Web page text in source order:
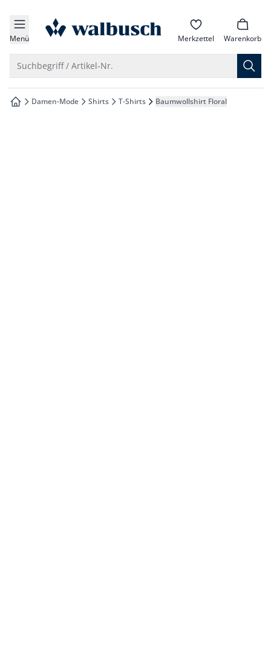
springen
springen
springen
springen
Menü zur Startseite Merkzettel Warenkorb
Suchbegriff / Artikel-Nr.
zur Startseite
Damen-Mode Shirts T-Shirts Baumwollshirt Floral